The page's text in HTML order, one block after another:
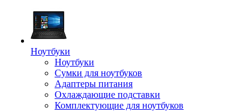
Ноутбуки
Ноутбуки
Сумки для ноутбуков
Адаптеры питания
Охлаждающие подставки
Комплектующие для ноутбуков